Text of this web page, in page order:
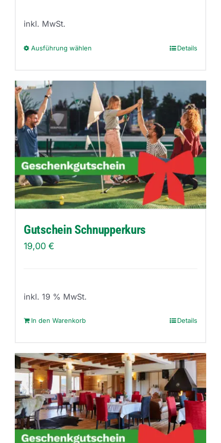
inkl. MwSt.
Ausführung wählen
weist
mehrere
Varianten
auf.
Die
Optionen
können
auf
der
Produktseite
Details
Gutschein Schnupperkurs
19,00 €
inkl. 19 % MwSt.
In den Warenkorb Details